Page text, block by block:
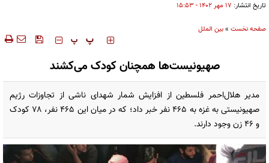
تاریخ انتشار: ۱۷ مهر ۱۴۰۲ - ۱۵:۵۳
صفحه نخست »بین الملل
‍‍‍ پ پ
صهیونیست‌ها همچنان کودک می‌کشند
مدیر هلال‌احمر فلسطین از افزایش شمار شهدای ناشی از تجاوزات رژیم
صهیونیستی به غزه به ۴۶۵ نفر خبر داد؛ که در میان این ۴۶۵ نفر، ۷۸ کودک
و ۴۶ زن وجود دارند.